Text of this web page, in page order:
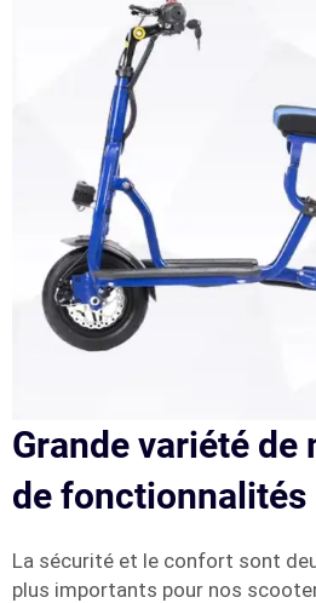
Grande variété de
de fonctionnalités
La sécurité et le confort sont
plus importants pour nos